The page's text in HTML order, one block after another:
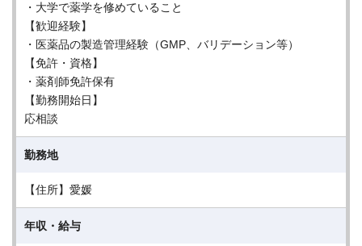
・大学で薬学を修めていること
【歓迎経験】
・医薬品の製造管理経験（GMP、バリデーション等）
【免許・資格】
・薬剤師免許保有
【勤務開始日】
応相談
勤務地
【住所】愛媛
年収・給与